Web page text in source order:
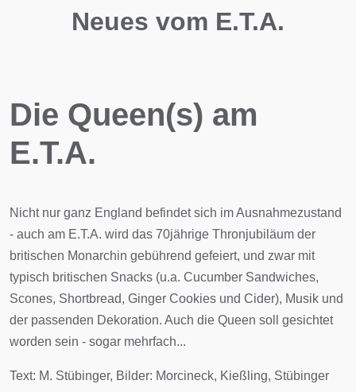
Neues vom E.T.A.
Die Queen(s) am
E.T.A.
Nicht nur ganz England befindet sich im Ausnahmezustand
- auch am E.T.A. wird das 70jährige Thronjubiläum der
britischen Monarchin gebührend gefeiert, und zwar mit
typisch britischen Snacks (u.a. Cucumber Sandwiches,
Scones, Shortbread, Ginger Cookies und Cider), Musik und
der passenden Dekoration. Auch die Queen soll gesichtet
worden sein - sogar mehrfach...
Text: M. Stübinger, Bilder: Morcineck, Kießling, Stübinger